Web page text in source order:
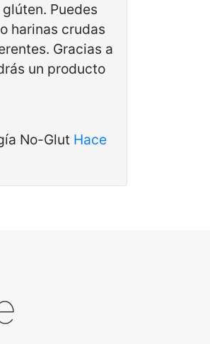
Puedes
harinas crudas
Gracias a
un producto
No-Glut Hace